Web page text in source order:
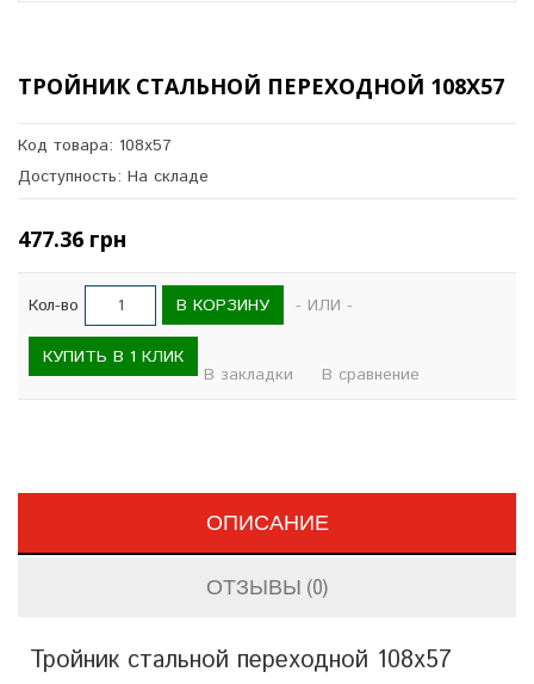
ТРОЙНИК СТАЛЬНОЙ ПЕРЕХОДНОЙ 108Х57
Код товара: 108х57
Доступность: На складе
477.36 грн
Кол-во В КОРЗИНУ - ИЛИ -
КУПИТЬ В 1 КЛИК
В закладки В сравнение
ОПИСАНИЕ
ОТЗЫВЫ (0)
Тройник стальной переходной 108х57